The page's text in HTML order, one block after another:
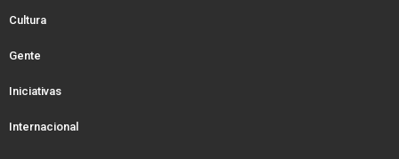
Cultura
Gente
Iniciativas
Internacional